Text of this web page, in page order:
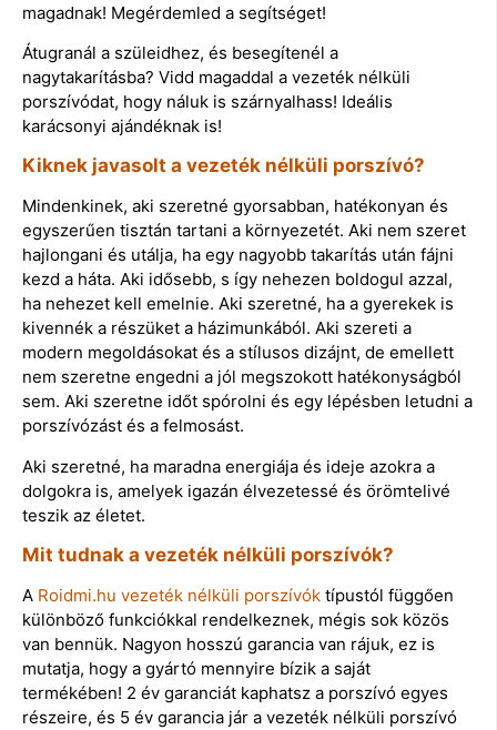
magadnak! Megérdemled a segítséget!
Átugranál a szüleidhez, és besegítenél a
nagytakarításba? Vidd magaddal a vezeték nélküli
porszívódat, hogy náluk is szárnyalhass! Ideális
karácsonyi ajándéknak is!
Kiknek javasolt a vezeték nélküli porszívó?
Mindenkinek, aki szeretné gyorsabban, hatékonyan és
egyszerűen tisztán tartani a környezetét. Aki nem szeret
hajlongani és utálja, ha egy nagyobb takarítás után fájni
kezd a háta. Aki idősebb, s így nehezen boldogul azzal,
ha nehezet kell emelnie. Aki szeretné, ha a gyerekek is
kivennék a részüket a házimunkából. Aki szereti a
modern megoldásokat és a stílusos dizájnt, de emellett
nem szeretne engedni a jól megszokott hatékonyságból
sem. Aki szeretne időt spórolni és egy lépésben letudni a
porszívózást és a felmosást.
Aki szeretné, ha maradna energiája és ideje azokra a
dolgokra is, amelyek igazán élvezetessé és örömtelivé
teszik az életet.
Mit tudnak a vezeték nélküli porszívók?
A Roidmi.hu vezeték nélküli porszívók típustól függően
különböző funkciókkal rendelkeznek, mégis sok közös
van bennük. Nagyon hosszú garancia van rájuk, ez is
mutatja, hogy a gyártó mennyire bízik a saját
termékében! 2 év garanciát kaphatsz a porszívó egyes
részeire, és 5 év garancia jár a vezeték nélküli porszívó